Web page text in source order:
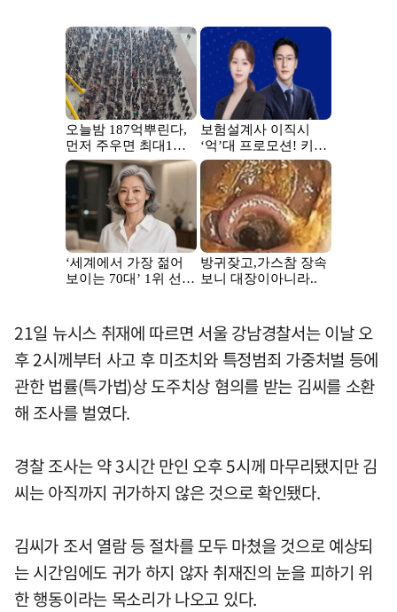
21일 뉴시스 취재에 따르면 서울 강남경찰서는 이날 오
후 2시께부터 사고 후 미조치와 특정범죄 가중처벌 등에
관한 법률(특가법)상 도주치상 혐의를 받는 김씨를 소환
해 조사를 벌였다.
경찰 조사는 약 3시간 만인 오후 5시께 마무리됐지만 김
씨는 아직까지 귀가하지 않은 것으로 확인됐다.
김씨가 조서 열람 등 절차를 모두 마쳤을 것으로 예상되
는 시간임에도 귀가 하지 않자 취재진의 눈을 피하기 위
한 행동이라는 목소리가 나오고 있다.